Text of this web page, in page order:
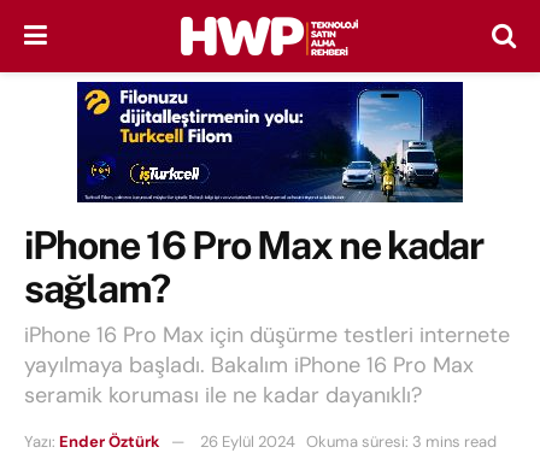
iPhone 16 Pro Max ne kadar
sağlam?
iPhone 16 Pro Max için düşürme testleri internete
yayılmaya başladı. Bakalım iPhone 16 Pro Max
seramik koruması ile ne kadar dayanıklı?
Yazı: Ender Öztürk 26 Eylül 2024 Okuma süresi: 3 mins read